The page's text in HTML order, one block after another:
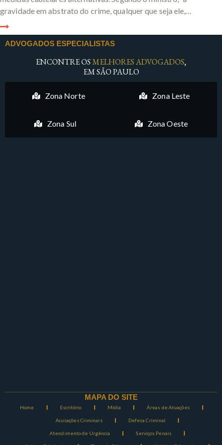
gravidade em abstrato do crime, qualquer que seja ele,…
ADVOGADOS ESPECIALISTAS
ENCONTRE OSMELHORES ADVOGADOS,
EM SÃO PAULO
Zona Norte Zona Leste
Zona Sul Zona Oeste
MAPA DO SITE
Home Escritório Mídia Áreas de Atuações
Acusações Criminais Defesa Criminal
Atendimento de Urgência Serviços Penais